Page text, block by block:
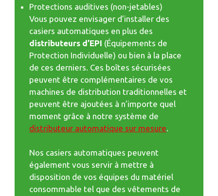
Protections auditives (non-jetables)
Vous pouvez envisager d’installer des
casiers automatiques en plus des
distributeurs d’EPI (Équipements de
Protection Individuelle) ou bien à la place
de ces derniers. Ces boîtes sécurisées
peuvent être complémentaires de vos
machines de distribution traditionnelles et
peuvent être ajoutées à n’importe quel
moment grâce à notre système de
distributeur automatique sur mesure
Nos casiers automatiques peuvent
également vous servir à mettre à
disposition de vos équipes du matériel
consommable tel que des vêtements de